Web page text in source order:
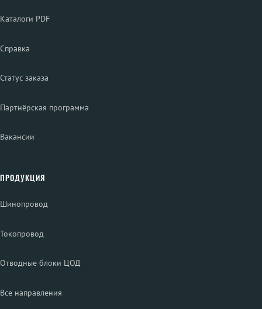
Каталоги PDF
Справка
Статус заказа
Партнёрская программа
Вакансии
ПРОДУКЦИЯ
Шинопровод
Токопровод
Отводные блоки ЦОД
Все направления